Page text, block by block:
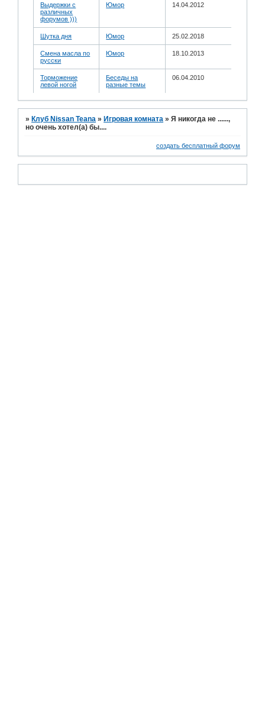
Выдержки с
различных
форумов )))
Юмор 14.04.2012
Шутка дня Юмор 25.02.2018
Смена масла по
русски
Юмор 18.10.2013
Торможение
левой ногой
Беседы на
разные темы
06.04.2010
»Клуб Nissan Teana »Игровая комната »Я никогда не ......,
но очень хотел(а) бы....
создать бесплатный форум